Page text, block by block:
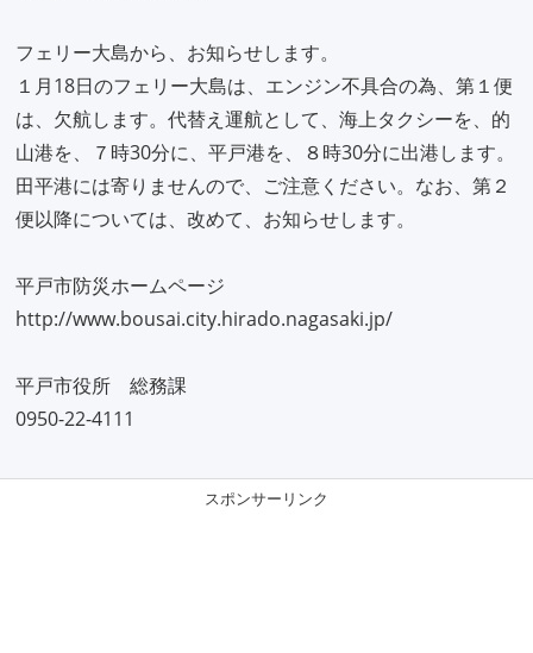
フェリー大島から、お知らせします。
１月18日のフェリー大島は、エンジン不具合の為、第１便
は、欠航します。代替え運航として、海上タクシーを、的
山港を、７時30分に、平戸港を、８時30分に出港します。
田平港には寄りませんので、ご注意ください。なお、第２
便以降については、改めて、お知らせします。
平戸市防災ホームページ
http://www.bousai.city.hirado.nagasaki.jp/
平戸市役所 総務課
0950-22-4111
スポンサーリンク